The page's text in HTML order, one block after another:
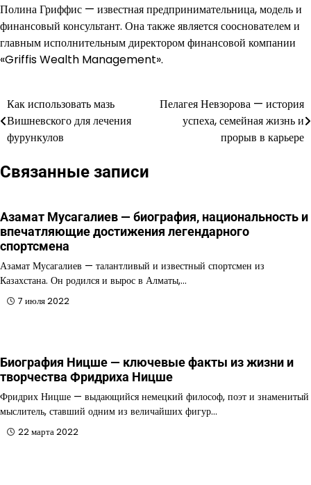
Полина Гриффис — известная предпринимательница, модель и
финансовый консультант. Она также является сооснователем и
главным исполнительным директором финансовой компании
«Griffis Wealth Management».
Навигация
по
Как использовать мазь
Вишневского для лечения
фурункулов
Пелагея Невзорова — история
успеха, семейная жизнь и
прорыв в карьере
Связанные записи
Азамат Мусагалиев — биография, национальность и
впечатляющие достижения легендарного
спортсмена
Азамат Мусагалиев — талантливый и известный спортсмен из
Казахстана. Он родился и вырос в Алматы,…
7 июля 2022
Биография Ницше — ключевые факты из жизни и
творчества Фридриха Ницше
Фридрих Ницше — выдающийся немецкий философ, поэт и знаменитый
мыслитель, ставший одним из величайших фигур…
22 марта 2022